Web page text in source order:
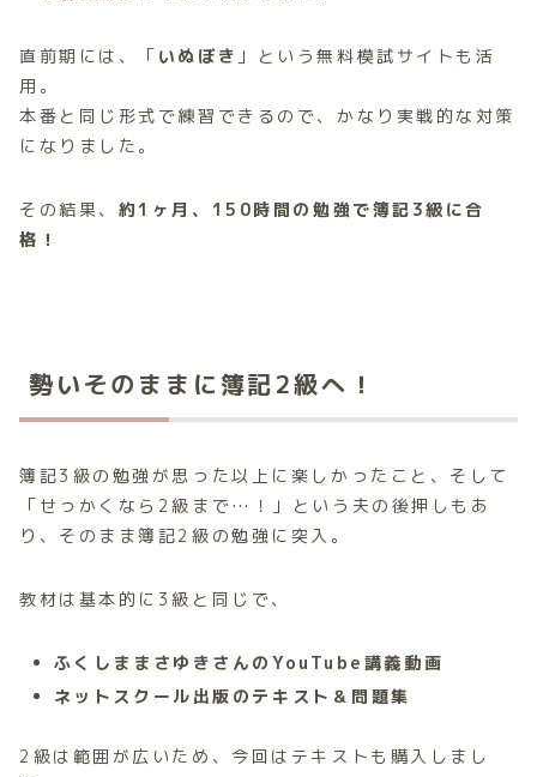
直前期には、「 いぬぼき 」という無料模試サイトも活
用。
本番と同じ形式で練習できるので、かなり実戦的な対策
になりました。
その結果、 約1ヶ月、150時間の勉強で簿記3級に合
格！
勢いそのままに簿記2級へ！
簿記3級の勉強が思った以上に楽しかったこと、そして
「せっかくなら2級まで…！」という夫の後押しもあ
り、そのまま簿記2級の勉強に突入。
教材は基本的に3級と同じで、
ふくしままさゆきさんのYouTube講義動画
ネットスクール出版のテキスト＆問題集
2級は範囲が広いため、今回はテキストも購入しまし